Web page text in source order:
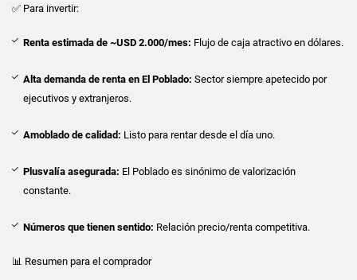
✅ Para invertir:
Renta estimada de ~USD 2.000/mes: Flujo de caja atractivo en dólares.
Alta demanda de renta en El Poblado: Sector siempre apetecido por
ejecutivos y extranjeros.
Amoblado de calidad: Listo para rentar desde el día uno.
Plusvalía asegurada: El Poblado es sinónimo de valorización
constante.
Números que tienen sentido: Relación precio/renta competitiva.
📊 Resumen para el comprador